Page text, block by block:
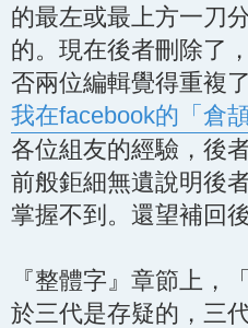
的最左或最上方一刀
的。現在後者刪除了
否兩位編輯覺得重複
我在facebook的「倉
各位組友的經驗，後
前般鉅細無遺說明後
掌握不到。還望補回後
『整體字』章節上，
於三代是存疑的，三